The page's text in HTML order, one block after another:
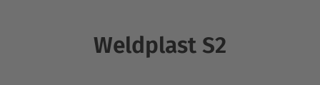
Weldplast S2